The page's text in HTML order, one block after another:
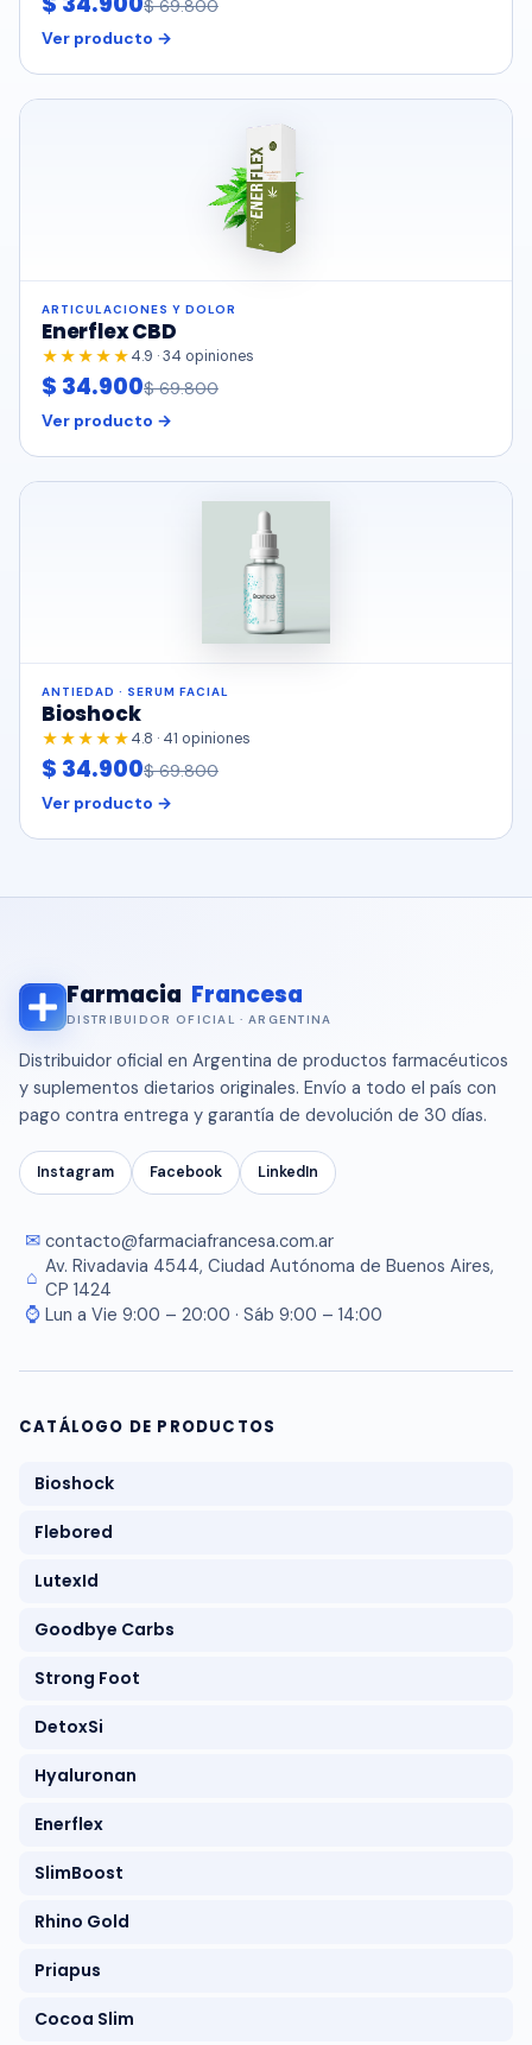
$ 69.800
Ver producto →
ARTICULACIONES Y DOLOR
Enerflex CBD
★★★★★4.9 · 34 opiniones
$ 34.900$ 69.800
Ver producto →
ANTIEDAD · SERUM FACIAL
Bioshock
★★★★★4.8 · 41 opiniones
$ 34.900$ 69.800
Ver producto →
Farmacia Francesa
DISTRIBUIDOR OFICIAL · ARGENTINA
Distribuidor oficial en Argentina de productos farmacéuticos
y suplementos dietarios originales. Envío a todo el país con
pago contra entrega y garantía de devolución de 30 días.
Instagram Facebook LinkedIn
✉ contacto@farmaciafrancesa.com.ar
⌂ Av. Rivadavia 4544, Ciudad Autónoma de Buenos Aires,
CP 1424
⌚ Lun a Vie 9:00 – 20:00 · Sáb 9:00 – 14:00
CATÁLOGO DE PRODUCTOS
Bioshock
Flebored
LutexId
Goodbye Carbs
Strong Foot
DetoxSi
Hyaluronan
Enerflex
SlimBoost
Rhino Gold
Priapus
Cocoa Slim